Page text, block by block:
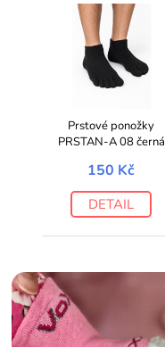
Prstové ponožky
PRSTAN-A 08 černá
150 Kč
DETAIL